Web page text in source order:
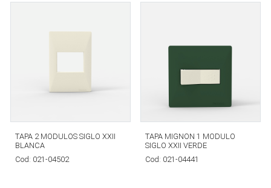
TAPA 2 MODULOS SIGLO XXII
BLANCA
Cod: 021-04502
TAPA MIGNON 1 MODULO
SIGLO XXII VERDE
Cod: 021-04441